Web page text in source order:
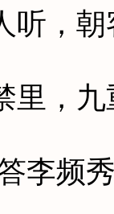
，朝
，九
频